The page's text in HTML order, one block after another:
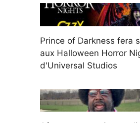
Prince of Darkness fera
aux Halloween Horror
d'Universal Studios